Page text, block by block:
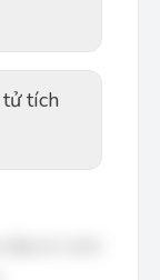
tích
đáp án và lời